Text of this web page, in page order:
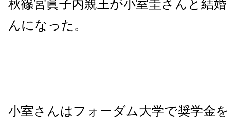
秋篠宮眞子内親王が小室圭さんと結
んになった。
小室さんはフォーダム大学で奨学金